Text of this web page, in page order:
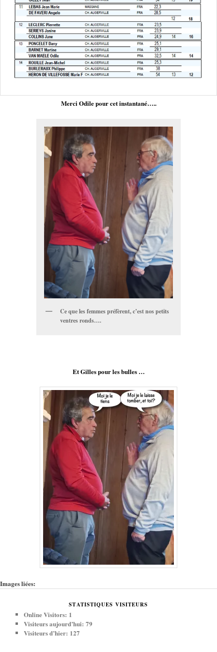
Merci Odile pour cet instantané…..
Ce que les femmes préfèrent, c’est nos petits
ventres ronds….
Et Gilles pour les bulles …
Images liées:
STATISTIQUES VISITEURS
Online Visitors: 1
Visiteurs aujourd’hui:79
Visiteurs d’hier: 127